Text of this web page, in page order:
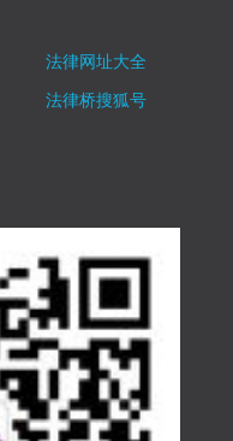
法律网址大全
法律桥搜狐号